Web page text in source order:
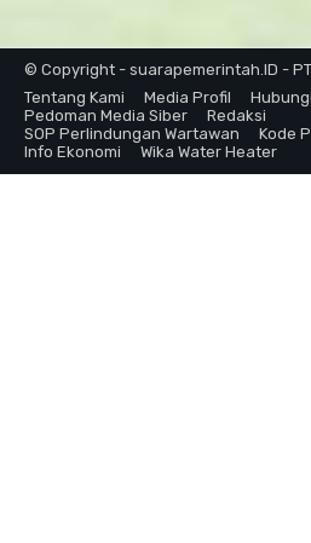
© Copyright - suarapemerintah.ID - PT
Tentang Kami
Media Profil
Pedoman Media Siber
Redaksi
SOP Perlindungan Wartawan
Kode
Info Ekonomi
Wika Water Heater